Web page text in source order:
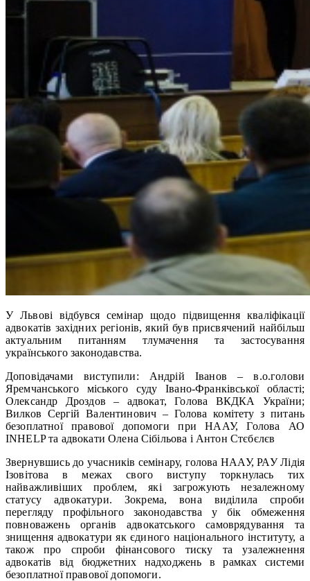
У Львові відбувся семінар щодо підвищення кваліфікації
адвокатів західних регіонів, який був присвячений найбільш
актуальним питанням тлумачення та застосування
українського законодавства.
Доповідачами виступили: Андрій Іванов – в.о.голови
Яремчанського міського суду Івано-Франківської області;
Олександр Дроздов – адвокат, Голова ВКДКА України;
Вилков Сергій Валентинович – Голова комітету з питань
безоплатної правової допомоги при НААУ, Голова АО
INHELP та адвокати Олена Сібільова і Антон Стєбєлєв
Звернувшись до учасників семінару, голова НААУ, РАУ Лідія
Ізовітова в межах свого виступу торкнулась тих
найважливіших проблем, які загрожують незалежному
статусу адвокатури. Зокрема, вона виділила спроби
перегляду профільного законодавства у бік обмеження
повноважень органів адвокатського самоврядування та
знищення адвокатури як єдиного національного інституту, а
також про спроби фінансового тиску та узалежнення
адвокатів від бюджетних надходжень в рамках системи
безоплатної правової допомоги.